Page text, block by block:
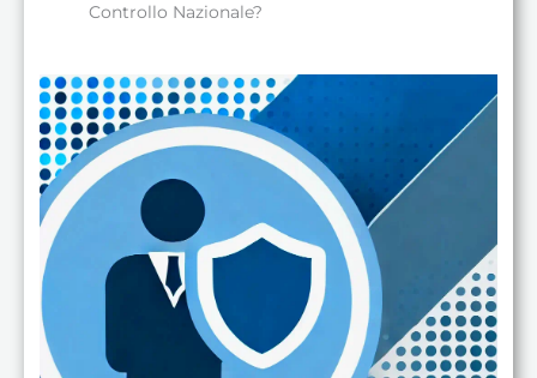
Controllo Nazionale?